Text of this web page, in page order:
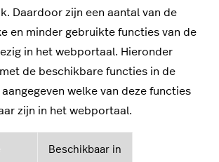
Daardoor zijn een aantal van de
en minder gebruikte functies van de
in het webportaal. Hieronder
de beschikbare functies in de
welke van deze functies
zijn in het webportaal.
Beschikbaar in